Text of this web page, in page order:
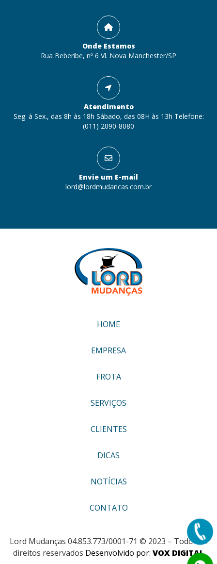
Onde Estamos
Rua Beberibe, nº 6 Vl. Nova Manchester/SP
Atendimento
Seg. à Sex., das 8h às 18h Sábado, das 08H às 13h Telefone:
(011) 2090-8080
Envie um E-mail
lord@lordmudancas.com.br
HOME
EMPRESA
FROTA
SERVIÇOS
CLIENTES
DICAS
NOTÍCIAS
CONTATO
Lord Mudanças 04.853.773/0001-71 © 2023 – Todos os
direitos reservados Desenvolvido por: VOX DIGITAL